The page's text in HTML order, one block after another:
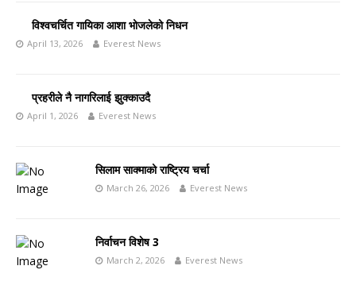
विश्वचर्चित गायिका आशा भोजलेको निधन
April 13, 2026 Everest News
प्रहरीले नै नागरिलाई झुक्काउदै
April 1, 2026 Everest News
सिलाम साक्माको राष्ट्रिय चर्चा
March 26, 2026 Everest News
निर्वाचन विशेष 3
March 2, 2026 Everest News